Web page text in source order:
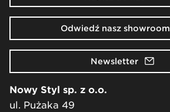
Odwiedź nasz showroom
Newsletter
Nowy Styl sp. z o.o.
ul. Pużaka 49